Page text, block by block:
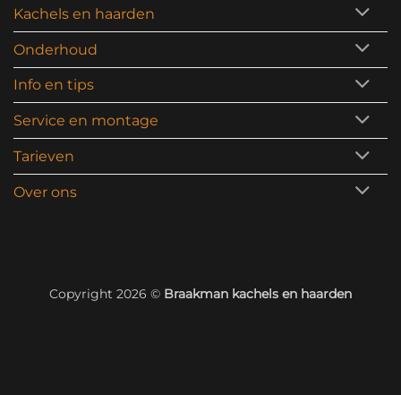
Kachels en haarden
Onderhoud
Info en tips
Service en montage
Tarieven
Over ons
Copyright 2026 © Braakman kachels en haarden